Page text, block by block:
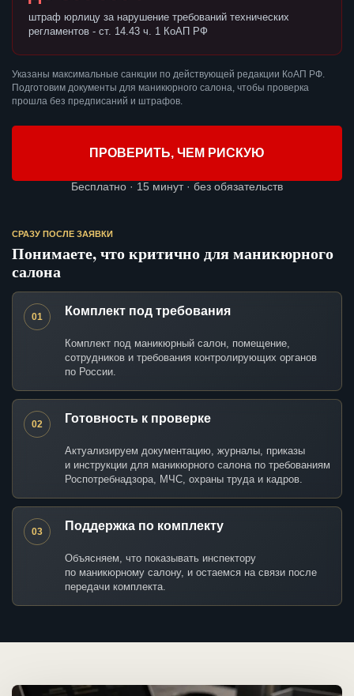
штраф юрлицу за нарушение требований технических
регламентов - ст. 14.43 ч. 1 КоАП РФ
Указаны максимальные санкции по действующей редакции КоАП РФ.
Подготовим документы для маникюрного салона, чтобы проверка
прошла без предписаний и штрафов.
ПРОВЕРИТЬ, ЧЕМ РИСКУЮ
Бесплатно · 15 минут · без обязательств
СРАЗУ ПОСЛЕ ЗАЯВКИ
Понимаете, что критично для маникюрного
салона
01 Комплект под требования
Комплект под маникюрный салон, помещение,
сотрудников и требования контролирующих органов
по России.
02 Готовность к проверке
Актуализируем документацию, журналы, приказы
и инструкции для маникюрного салона по требованиям
Роспотребнадзора, МЧС, охраны труда и кадров.
03 Поддержка по комплекту
Объясняем, что показывать инспектору
по маникюрному салону, и остаемся на связи после
передачи комплекта.